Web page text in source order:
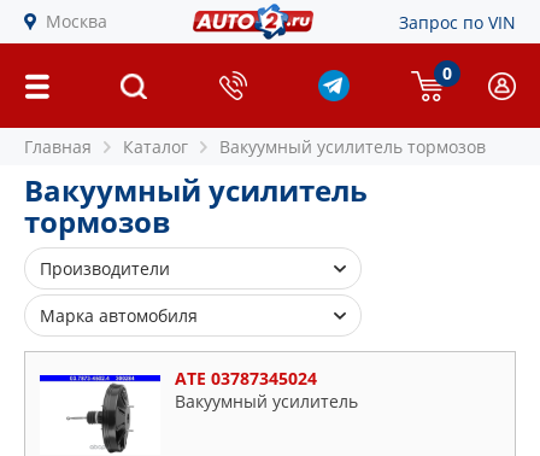
Москва Запрос по VIN
0
Главная Каталог Вакуумный усилитель тормозов
Вакуумный усилитель
тормозов
Производители
ATE
BOSCH
FORD
NISSAN
OSSCA
Марка автомобиля
Audi
Fiat
ATE 03787345024
Вакуумный усилитель